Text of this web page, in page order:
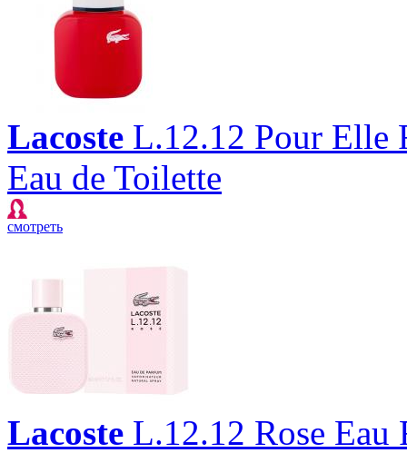
Lacoste L.12.12 Pour Elle
Eau de Toilette
смотреть
Lacoste L.12.12 Rose Eau